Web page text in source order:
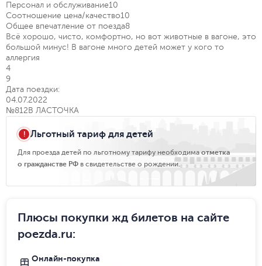
Персонал и обслуживание10
Соотношение цена/качество10
Общее впечатление от поезда8
Всё хорошо, чисто, комфортно, но вот животные в вагоне, это
большой минус! В вагоне много детей может у кого то
аллергия
4
9
Дата поездки:
04.07.2022
№812В ЛАСТОЧКА
Льготный тариф для детей
Для проезда детей по льготному тарифу необходима отметка
о гражданстве РФ в свидетельстве о рождении.
Плюсы покупки жд билетов на сайте
poezda.ru:
Онлайн-покупка